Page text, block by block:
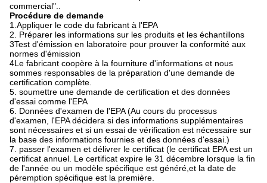
commercial"..
Procédure de demande
1.Appliquer le code du fabricant à l'EPA
2. Préparer les informations sur les produits et les échantillons
3Test d'émission en laboratoire pour prouver la conformité aux
normes d'émission
4Le fabricant coopère à la fourniture d'informations et nous
sommes responsables de la préparation d'une demande de
certification complète.
5. soumettre une demande de certification et des données
d'essai comme l'EPA
6. Données d'examen de l'EPA (Au cours du processus
d'examen, l'EPA décidera si des informations supplémentaires
sont nécessaires et si un essai de vérification est nécessaire sur
la base des informations fournies et des données d'essai.)
7. passer l'examen et délivrer le certificat (le certificat EPA est un
certificat annuel. Le certificat expire le 31 décembre lorsque la fin
de l'année ou un modèle spécifique est généré,et la date de
péremption spécifique est la première.